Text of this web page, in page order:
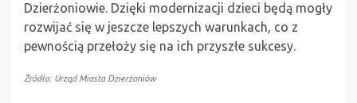
Dzierżoniowie. Dzięki modernizacji dzieci będą mogły
rozwijać się w jeszcze lepszych warunkach, co z
pewnością przełoży się na ich przyszłe sukcesy.
Źródło: Urząd Miasta Dzierżoniów